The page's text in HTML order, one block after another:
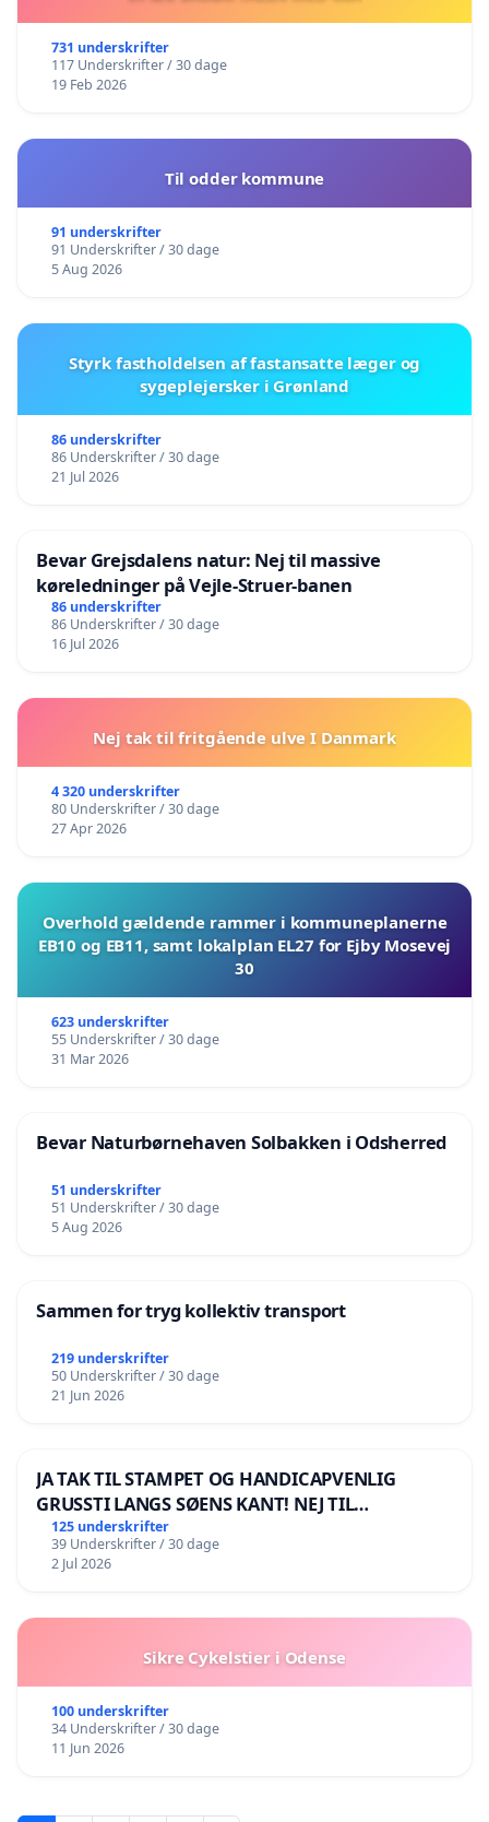
731 underskrifter
117 Underskrifter / 30 dage
19 Feb 2026
Til odder kommune
91 underskrifter
91 Underskrifter / 30 dage
5 Aug 2026
Styrk fastholdelsen af fastansatte læger og
sygeplejersker i Grønland
86 underskrifter
86 Underskrifter / 30 dage
21 Jul 2026
Bevar Grejsdalens natur: Nej til massive
køreledninger på Vejle-Struer-banen
86 underskrifter
86 Underskrifter / 30 dage
16 Jul 2026
Nej tak til fritgående ulve I Danmark
4 320 underskrifter
80 Underskrifter / 30 dage
27 Apr 2026
Overhold gældende rammer i kommuneplanerne
EB10 og EB11, samt lokalplan EL27 for Ejby Mosevej
30
623 underskrifter
55 Underskrifter / 30 dage
31 Mar 2026
Bevar Naturbørnehaven Solbakken i Odsherred
51 underskrifter
51 Underskrifter / 30 dage
5 Aug 2026
Sammen for tryg kollektiv transport
219 underskrifter
50 Underskrifter / 30 dage
21 Jun 2026
JA TAK TIL STAMPET OG HANDICAPVENLIG
GRUSSTI LANGS SØENS KANT! NEJ TIL
BOARDWALK VÆK FRA SØEN
125 underskrifter
39 Underskrifter / 30 dage
2 Jul 2026
Sikre Cykelstier i Odense
100 underskrifter
34 Underskrifter / 30 dage
11 Jun 2026